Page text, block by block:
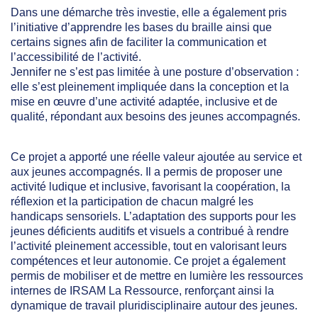
Dans une démarche très investie, elle a également pris
l’initiative d’apprendre les bases du braille ainsi que
certains signes afin de faciliter la communication et
l’accessibilité de l’activité.
Jennifer ne s’est pas limitée à une posture d’observation :
elle s’est pleinement impliquée dans la conception et la
mise en œuvre d’une activité adaptée, inclusive et de
qualité, répondant aux besoins des jeunes accompagnés.
Ce projet a apporté une réelle valeur ajoutée au service et
aux jeunes accompagnés. Il a permis de proposer une
activité ludique et inclusive, favorisant la coopération, la
réflexion et la participation de chacun malgré les
handicaps sensoriels. L’adaptation des supports pour les
jeunes déficients auditifs et visuels a contribué à rendre
l’activité pleinement accessible, tout en valorisant leurs
compétences et leur autonomie. Ce projet a également
permis de mobiliser et de mettre en lumière les ressources
internes de IRSAM La Ressource, renforçant ainsi la
dynamique de travail pluridisciplinaire autour des jeunes.